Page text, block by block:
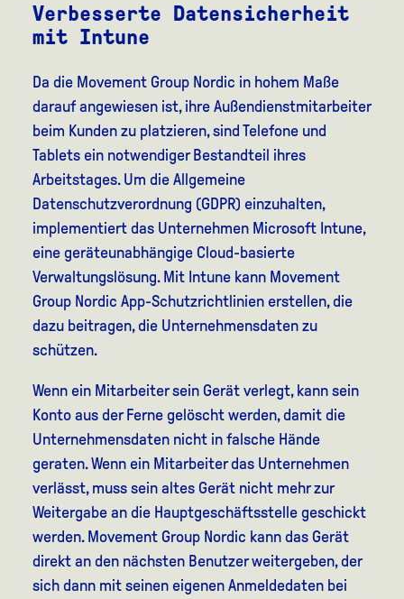
Verbesserte Datensicherheit
mit Intune
Da die Movement Group Nordic in hohem Maße
darauf angewiesen ist, ihre Außendienstmitarbeiter
beim Kunden zu platzieren, sind Telefone und
Tablets ein notwendiger Bestandteil ihres
Arbeitstages. Um die Allgemeine
Datenschutzverordnung (GDPR) einzuhalten,
implementiert das Unternehmen Microsoft Intune,
eine geräteunabhängige Cloud-basierte
Verwaltungslösung. Mit Intune kann Movement
Group Nordic App-Schutzrichtlinien erstellen, die
dazu beitragen, die Unternehmensdaten zu
schützen.
Wenn ein Mitarbeiter sein Gerät verlegt, kann sein
Konto aus der Ferne gelöscht werden, damit die
Unternehmensdaten nicht in falsche Hände
geraten. Wenn ein Mitarbeiter das Unternehmen
verlässt, muss sein altes Gerät nicht mehr zur
Weitergabe an die Hauptgeschäftsstelle geschickt
werden. Movement Group Nordic kann das Gerät
direkt an den nächsten Benutzer weitergeben, der
sich dann mit seinen eigenen Anmeldedaten bei